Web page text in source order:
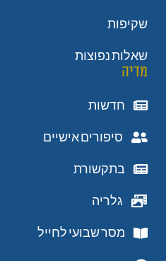
שקיפות
שאלות נפוצות
מדיה
חדשות
סיפורים אישיים
בתקשורת
גלריה
מסר שבועי לחייל